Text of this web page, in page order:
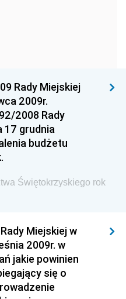
Gospodarki
Konkurencji i
Pracy i Polityki
Cywilnego
Hutnictwa i
Zdrowia i Opieki
Rady Miejskiej
2009r.
2008 Rady
17 grudnia
budżetu
Świętokrzyskiego rok
Miejskiej w
2009r. w
jakie powinien
się o